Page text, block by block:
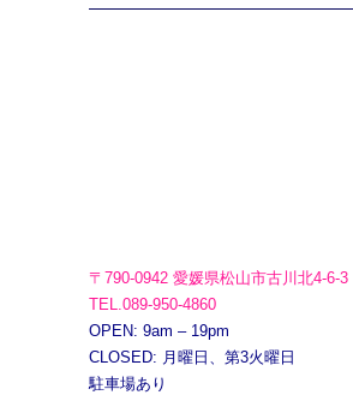
〒790-0942 愛媛県松山市古川北4-6-3
TEL.089-950-4860
OPEN: 9am – 19pm
CLOSED: 月曜日、第3火曜日
駐車場あり